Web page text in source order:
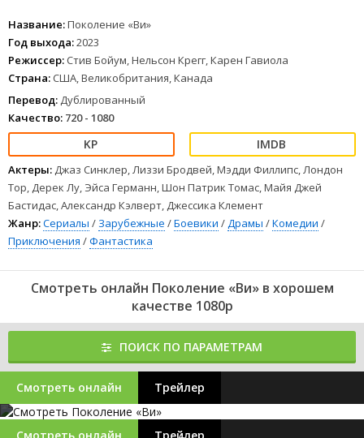
Название:Поколение «Ви»
Год выхода:2023
Режиссер: Стив Бойум, Нельсон Крегг, Карен Гавиола
Страна: США, Великобритания, Канада
Перевод: Дублированный
Качество: 720 - 1080
Актеры: Джаз Синклер, Лиззи Бродвей, Мэдди Филлипс, Лондон
Тор, Дерек Лу, Эйса Германн, Шон Патрик Томас, Майя Джей
Бастидас, Александр Кэлверт, Джессика Клемент
Жанр:Сериалы / Зарубежные /Боевики /Драмы /Комедии /
Приключения /Фантастика
Смотреть онлайн Поколение «Ви» в хорошем
качестве 1080p
ПОИСК ПО ПАРАМЕТРАМ
Смотреть онлайн Трейлер